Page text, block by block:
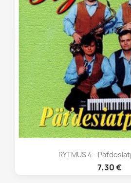
RYTMUS 4 -
7,30 €